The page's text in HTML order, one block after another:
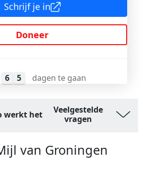
Schrijf je in
Doneer
6 5 dagen te gaan
werkt het
Veelgestelde
vragen
van Groningen